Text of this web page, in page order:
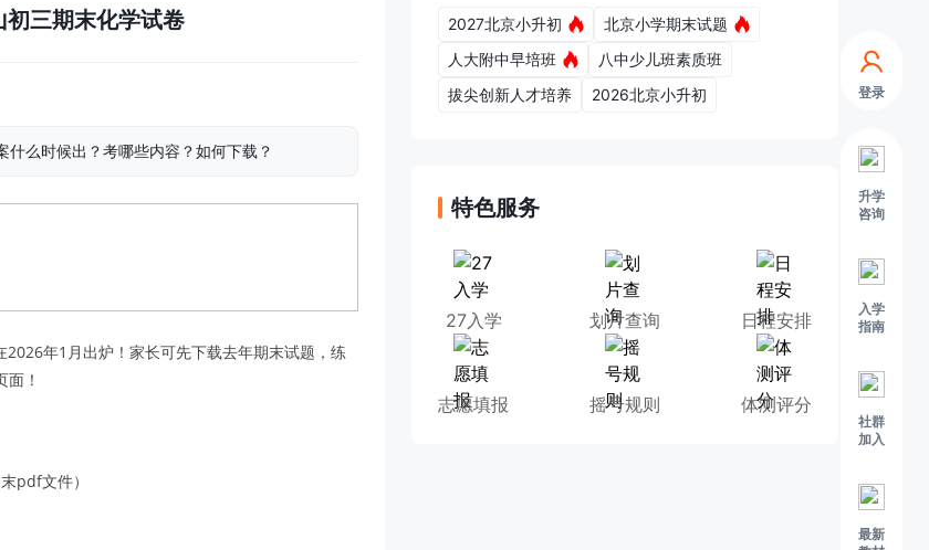
登录
升学
咨询
入学
指南
社群
加入
最新
初三期末化学试卷
么时候出？考哪些内容？如何下载？
2026年1月出炉！家长可先下载去年期末试题，练
！
pdf文件）
2027北京小升初
北京小学期末试题
人大附中早培班
八中少儿班素质班
拔尖创新人才培养
2026北京小升初
特色服务
27入学 划片查询 日程安排
志愿填报 摇号规则 体测评分